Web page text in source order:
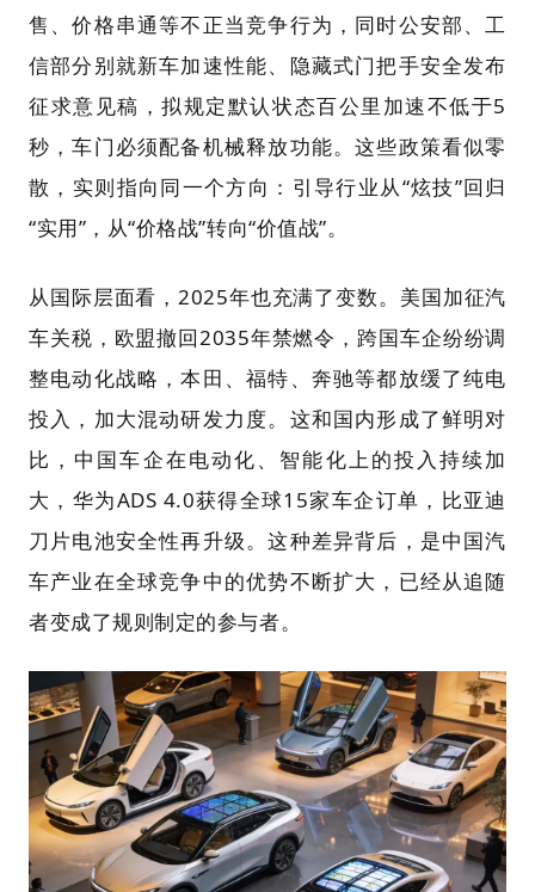
售、价格串通等不正当竞争行为，同时公安部、工
信部分别就新车加速性能、隐藏式门把手安全发布
征求意见稿，拟规定默认状态百公里加速不低于5
秒，车门必须配备机械释放功能。这些政策看似零
散，实则指向同一个方向：引导行业从“炫技”回归
“实用”，从“价格战”转向“价值战”。
从国际层面看，2025年也充满了变数。美国加征汽
车关税，欧盟撤回2035年禁燃令，跨国车企纷纷调
整电动化战略，本田、福特、奔驰等都放缓了纯电
投入，加大混动研发力度。这和国内形成了鲜明对
比，中国车企在电动化、智能化上的投入持续加
大，华为ADS 4.0获得全球15家车企订单，比亚迪
刀片电池安全性再升级。这种差异背后，是中国汽
车产业在全球竞争中的优势不断扩大，已经从追随
者变成了规则制定的参与者。